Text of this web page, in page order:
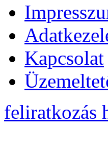
Kapcsolat
feliratkozás